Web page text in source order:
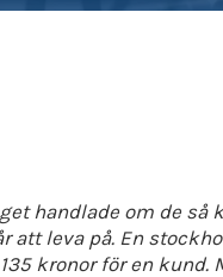
handlade om de så
att leva på. En
kronor för en